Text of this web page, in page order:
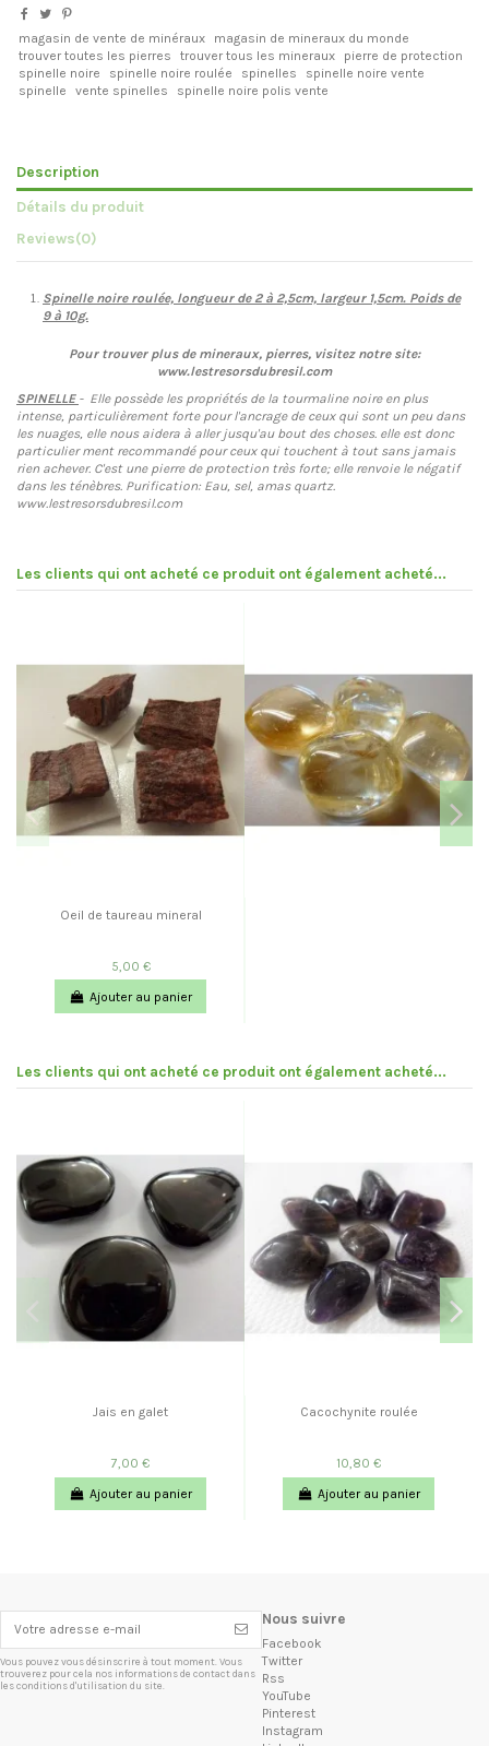
magasin de vente de minéraux
magasin de mineraux du monde
trouver toutes les pierres
trouver tous les mineraux
pierre de protection
spinelle noire
spinelle noire roulée spinelles
spinelle noire vente
spinelle
vente spinelles spinelle noire polis vente
Description
Détails du produit
Reviews(0)
Spinelle noire roulée, longueur de 2 à 2,5cm, largeur 1,5cm. Poids de
9 à 10g.
Pour trouver plus de mineraux, pierres, visitez notre site:
www.lestresorsdubresil.com
SPINELLE - Elle possède les propriétés de la tourmaline noire en plus
intense, particulièrement forte pour l'ancrage de ceux qui sont un peu dans
les nuages, elle nous aidera à aller jusqu'au bout des choses. elle est donc
particulier ment recommandé pour ceux qui touchent à tout sans jamais
rien achever. C'est une pierre de protection très forte; elle renvoie le négatif
dans les ténèbres. Purification: Eau, sel, amas quartz.
www.lestresorsdubresil.com
Les clients qui ont acheté ce produit ont également acheté...
Oeil de taureau mineral
5,00 €
Ajouter au panier
Les clients qui ont acheté ce produit ont également acheté...
Jais en galet
7,00 €
Ajouter au panier
Cacochynite roulée
10,80 €
Ajouter au panier
Vous pouvez vous désinscrire à tout moment. Vous
trouverez pour cela nos informations de contact dans
les conditions d'utilisation du site.
Nous suivre
Facebook
Twitter
Rss
YouTube
Pinterest
Instagram